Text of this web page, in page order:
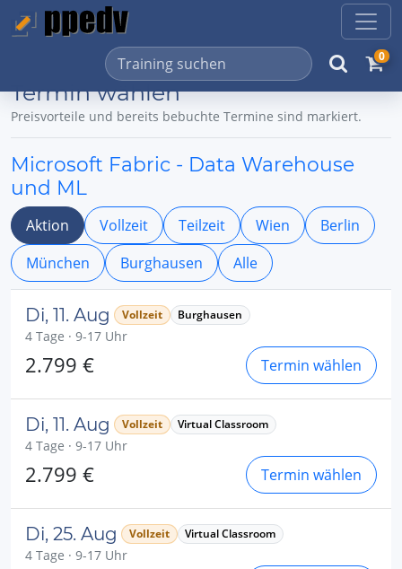
0
Termin wählen
Preisvorteile und bereits bebuchte Termine sind markiert.
Microsoft Fabric - Data Warehouse
und ML
Aktion Vollzeit Teilzeit Wien
Berlin
München
Burghausen Alle
Di, 11. Aug Vollzeit Burghausen
4 Tage · 9-17 Uhr
2.799 € Termin wählen
Di, 11. Aug Vollzeit Virtual Classroom
4 Tage · 9-17 Uhr
2.799 € Termin wählen
Di, 25. Aug Vollzeit Virtual Classroom
4 Tage · 9-17 Uhr